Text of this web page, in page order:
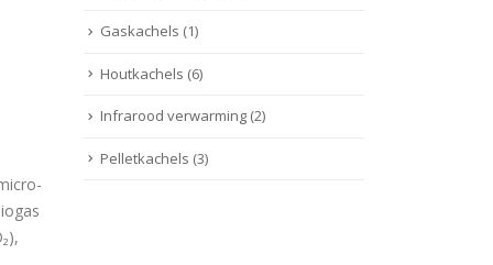
Gaskachels (1)
Houtkachels (6)
Infrarood verwarming (2)
Pelletkachels (3)